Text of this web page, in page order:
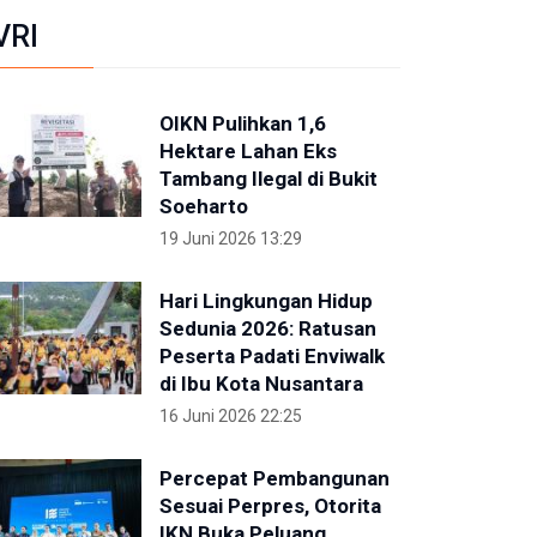
OIKN Pulihkan 1,6
Hektare Lahan Eks
Tambang Ilegal di Bukit
Soeharto
19 Juni 2026 13:29
Hari Lingkungan Hidup
Sedunia 2026: Ratusan
Peserta Padati Enviwalk
di Ibu Kota Nusantara
16 Juni 2026 22:25
Percepat Pembangunan
Sesuai Perpres, Otorita